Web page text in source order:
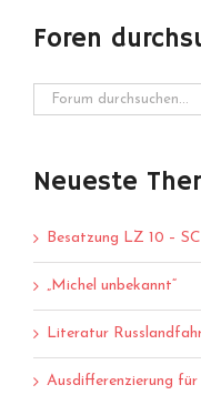
Foren
Neueste
Besatzung LZ 10 –
„Michel unbekannt“
Literatur
Ausdifferenzierung